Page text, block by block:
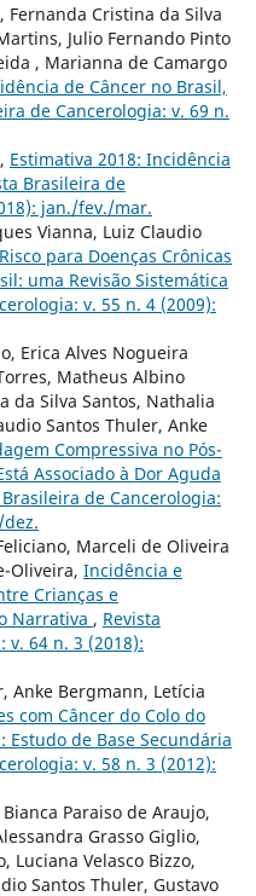
Fernanda Cristina da Silva
Julio Fernando Pinto
, Marianna de Camargo
de Câncer no Brasil,
de Cancerologia: v. 69 n.
Estimativa 2018: Incidência
Brasileira de
jan./fev./mar.
Vianna, Luiz Claudio
para Doenças Crônicas
uma Revisão Sistemática
v. 55 n. 4 (2009):
Erica Alves Nogueira
Matheus Albino
da Silva Santos, Nathalia
Santos Thuler, Anke
Compressiva no Pós-
Associado à Dor Aguda
Brasileira de Cancerologia:
Marceli de Oliveira
Oliveira, Incidência e
Crianças e
Narrativa , Revista
v. 64 n. 3 (2018):
Anke Bergmann, Letícia
com Câncer do Colo do
Estudo de Base Secundária
v. 58 n. 3 (2012):
Paraiso de Araujo,
Grasso Giglio,
Luciana Velasco Bizzo,
Santos Thuler, Gustavo